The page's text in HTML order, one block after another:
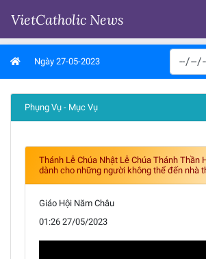
VietCatholic News
Ngày 27-05-2023
Phụng Vụ - Mục Vụ
Thánh Lễ Chúa Nhật Lễ Chúa Thánh Thần
dành cho những người không thể đến nhà
Giáo Hội Năm Châu
01:26 27/05/2023